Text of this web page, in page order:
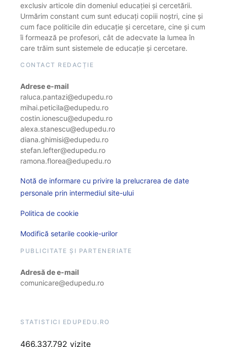
exclusiv articole din domeniul educației și cercetării.
Urmărim constant cum sunt educați copiii noștri, cine și
cum face politicile din educație și cercetare, cine și cum
îi formează pe profesori, cât de adecvate la lumea în
care trăim sunt sistemele de educație și cercetare.
CONTACT REDACȚIE
Adrese e-mail
raluca.pantazi@edupedu.ro
mihai.peticila@edupedu.ro
costin.ionescu@edupedu.ro
alexa.stanescu@edupedu.ro
diana.ghimisi@edupedu.ro
stefan.lefter@edupedu.ro
ramona.florea@edupedu.ro
Notă de informare cu privire la prelucrarea de date
personale prin intermediul site-ului
Politica de cookie
Modifică setarile cookie-urilor
PUBLICITATE ȘI PARTENERIATE
Adresă de e-mail
comunicare@edupedu.ro
STATISTICI EDUPEDU.RO
466.337.792 vizite